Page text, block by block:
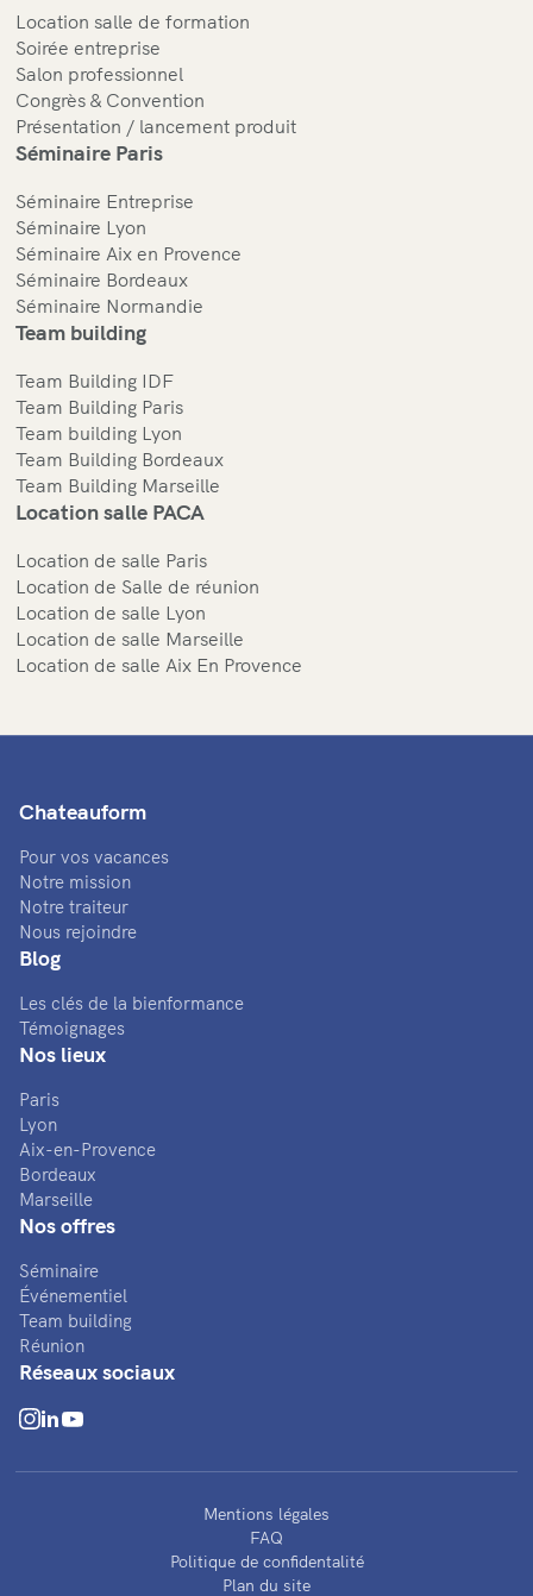
Location salle de formation
Soirée entreprise
Salon professionnel
Congrès & Convention
Présentation / lancement produit
Séminaire Paris
Séminaire Entreprise
Séminaire Lyon
Séminaire Aix en Provence
Séminaire Bordeaux
Séminaire Normandie
Team building
Team Building IDF
Team Building Paris
Team building Lyon
Team Building Bordeaux
Team Building Marseille
Location salle PACA
Location de salle Paris
Location de Salle de réunion
Location de salle Lyon
Location de salle Marseille
Location de salle Aix En Provence
Chateauform
Pour vos vacances
Notre mission
Notre traiteur
Nous rejoindre
Blog
Les clés de la bienformance
Témoignages
Nos lieux
Paris
Lyon
Aix-en-Provence
Bordeaux
Marseille
Nos offres
Séminaire
Événementiel
Team building
Réunion
Réseaux sociaux
Mentions légales
FAQ
Politique de confidentalité
Plan du site